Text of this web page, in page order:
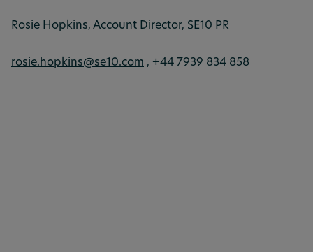
Rosie Hopkins, Account Director, SE10 PR
rosie.hopkins@se10.com , +44 7939 834 858